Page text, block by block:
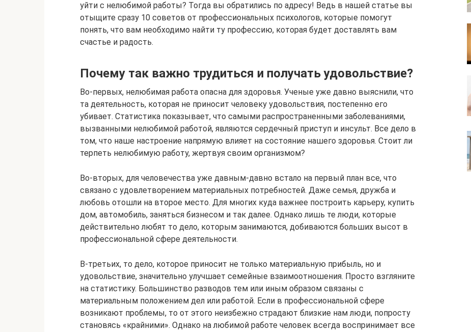
уйти с нелюбимой работы? Тогда вы обратились по адресу! Ведь в нашей статье вы
отыщите сразу 10 советов от профессиональных психологов, которые помогут
понять, что вам необходимо найти ту профессию, которая будет доставлять вам
счастье и радость.
Почему так важно трудиться и получать удовольствие?
Во-первых, нелюбимая работа опасна для здоровья. Ученые уже давно выяснили, что
та деятельность, которая не приносит человеку удовольствия, постепенно его
убивает. Статистика показывает, что самыми распространенными заболеваниями,
вызванными нелюбимой работой, являются сердечный приступ и инсульт. Все дело в
том, что наше настроение напрямую влияет на состояние нашего здоровья. Стоит ли
терпеть нелюбимую работу, жертвуя своим организмом?
Во-вторых, для человечества уже давным-давно встало на первый план все, что
связано с удовлетворением материальных потребностей. Даже семья, дружба и
любовь отошли на второе место. Для многих куда важнее построить карьеру, купить
дом, автомобиль, заняться бизнесом и так далее. Однако лишь те люди, которые
действительно любят то дело, которым занимаются, добиваются больших высот в
профессиональной сфере деятельности.
В-третьих, то дело, которое приносит не только материальную прибыль, но и
удовольствие, значительно улучшает семейные взаимоотношения. Просто взгляните
на статистику. Большинство разводов тем или иным образом связаны с
материальным положением дел или работой. Если в профессиональной сфере
возникают проблемы, то от этого неизбежно страдают близкие нам люди, попросту
становясь «крайними». Однако на любимой работе человек всегда воспринимает все